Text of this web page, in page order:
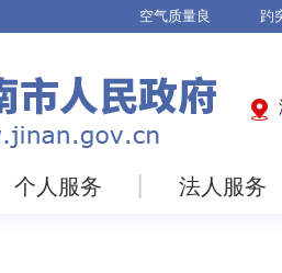
个人服务 法人服务